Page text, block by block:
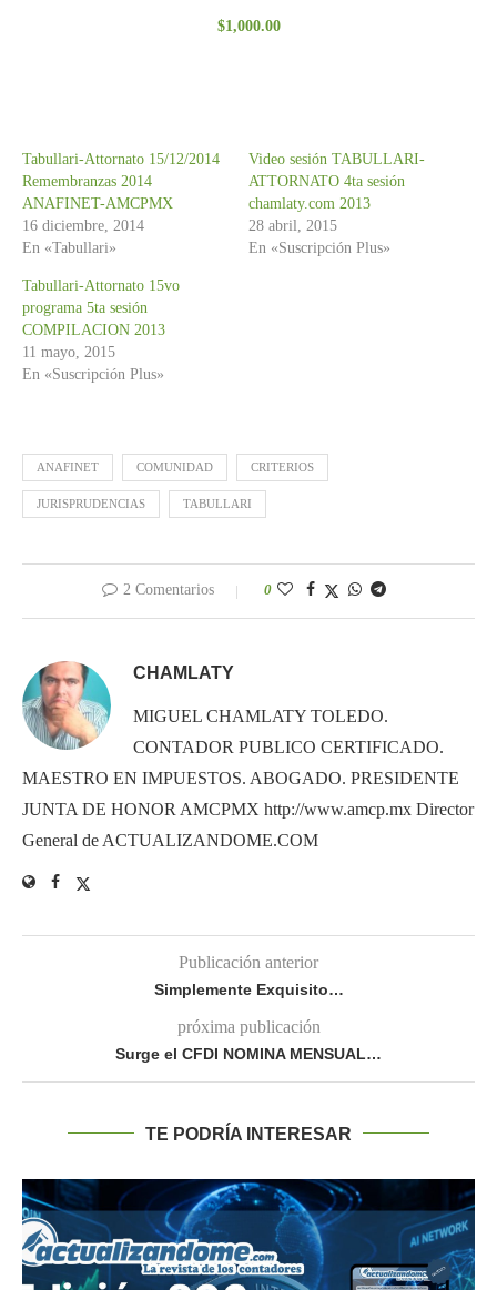
con
$1,000.00
Tabullari-Attornato 15/12/2014
Remembranzas 2014
ANAFINET-AMCPMX
16 diciembre, 2014
En «Tabullari»
Video sesión TABULLARI-
ATTORNATO 4ta sesión
chamlaty.com 2013
28 abril, 2015
En «Suscripción Plus»
Tabullari-Attornato 15vo
programa 5ta sesión
COMPILACION 2013
11 mayo, 2015
En «Suscripción Plus»
ANAFINET COMUNIDAD CRITERIOS
JURISPRUDENCIAS TABULLARI
2 Comentarios 0
CHAMLATY
MIGUEL CHAMLATY TOLEDO.
CONTADOR PUBLICO CERTIFICADO.
MAESTRO EN IMPUESTOS. ABOGADO. PRESIDENTE
JUNTA DE HONOR AMCPMX http://www.amcp.mx Director
General de ACTUALIZANDOME.COM
Publicación anterior
Simplemente Exquisito…
próxima publicación
Surge el CFDI NOMINA MENSUAL…
TE PODRÍA INTERESAR